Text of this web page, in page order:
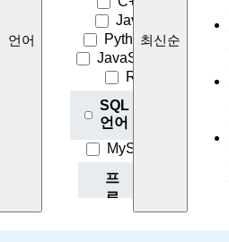
언어
Java
Python3
JavaScript
R
SQL
언어
MySQL
프
로
최신순